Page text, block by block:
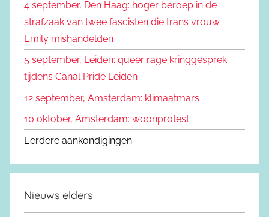
4 september, Den Haag: hoger beroep in de
strafzaak van twee fascisten die trans vrouw
Emily mishandelden
5 september, Leiden: queer rage kringgesprek
tijdens Canal Pride Leiden
12 september, Amsterdam: klimaatmars
10 oktober, Amsterdam: woonprotest
Eerdere aankondigingen
Nieuws elders